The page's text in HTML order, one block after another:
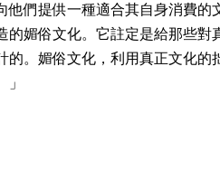
他們提供一種適合其自身消費
的媚俗文化。它註定是給那些對
的。媚俗文化，利用真正文化的